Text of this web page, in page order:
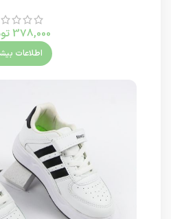
378,000
اطلاعات